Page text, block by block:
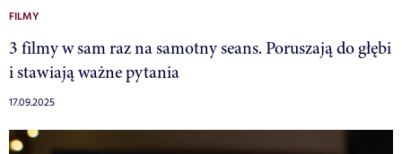
FILMY
3 filmy w sam raz na samotny seans. Poruszają do głębi
i stawiają ważne pytania
17.09.2025